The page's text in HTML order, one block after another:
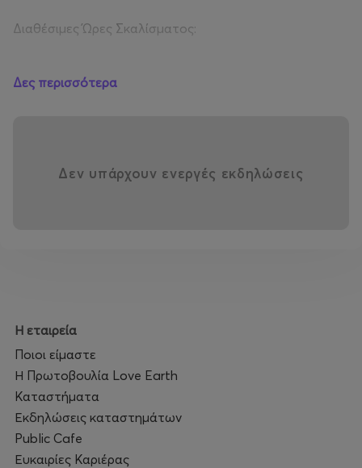
Διαθέσιμες Ώρες Σκαλίσματος:
Δες περισσότερα
Δεν υπάρχουν ενεργές εκδηλώσεις
Η εταιρεία
Ποιοι είμαστε
Η Πρωτοβουλία Love Earth
Καταστήματα
Εκδηλώσεις καταστημάτων
Public Cafe
Ευκαιρίες Καριέρας